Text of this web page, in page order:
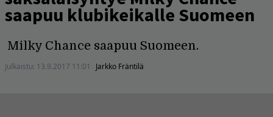
saapuu klubikeikalle Suomeen
Milky Chance saapuu Suomeen.
Julkaistu: 13.9.2017 11:01 Jarkko Fräntilä